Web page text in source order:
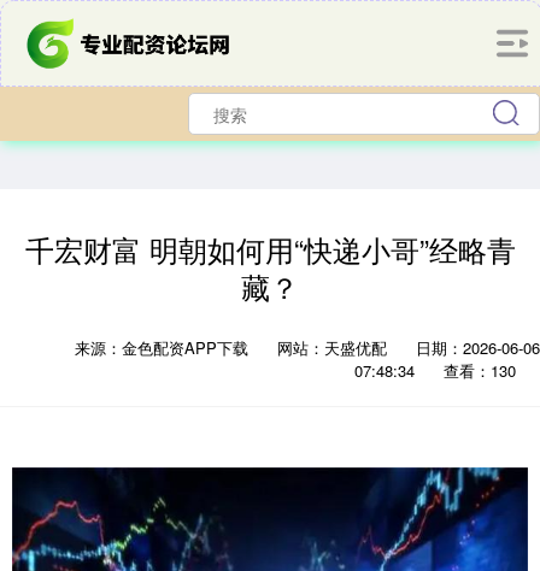
千宏财富 明朝如何用“快递小哥”经略青
藏？
来源：金色配资APP下载 网站：天盛优配
日期：2026-06-06
07:48:34
查看：130